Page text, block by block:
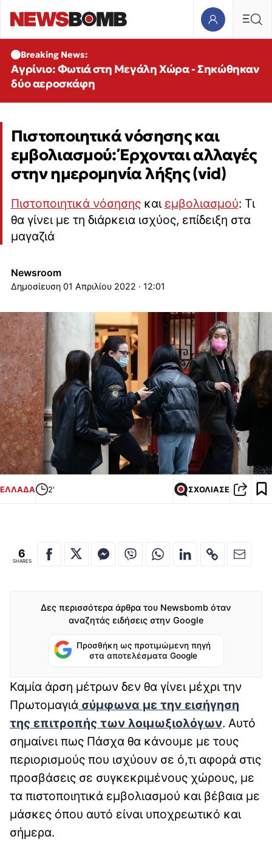
Breaking News:
Αγρίνιο: Φωτιά στη Μεγάλη Χώρα - Σηκώθηκαν
δύο αεροσκάφη
Πιστοποιητικά νόσησης και
εμβολιασμού: Έρχονται αλλαγές
στην ημερομηνία λήξης (vid)
Πιστοποιητικά νόσησηςκαι εμβολιασμού: Τι
θα γίνει με τη διάρκεια ισχύος, επίδειξη στα
μαγαζιά
Newsroom
01 Απριλίου 2022 · 12:01
ΕΛΛΑΔΑ 2' ΣΧΟΛΙΑΣΕ
6
SHARES
Δες περισσότερα άρθρα του Newsbomb όταν
αναζητάς ειδήσεις στην Google
Προσθήκη ως προτιμώμενη πηγή
στα αποτελέσματα Google
Καμία άρση μέτρων δεν θα γίνει μέχρι την
Πρωτομαγιά σύμφωνα με την εισήγηση
της επιτροπής των λοιμωξιολόγων. Αυτό
σημαίνει πως Πάσχα θα κάνουμε με τους
περιορισμούς που ισχύουν σε ό,τι αφορά στις
προσβάσεις σε συγκεκριμένους χώρους, με
τα πιστοποιητικά εμβολιασμού και βέβαια με
μάσκες όπου αυτό είναι υποχρεωτικό και
σήμερα.